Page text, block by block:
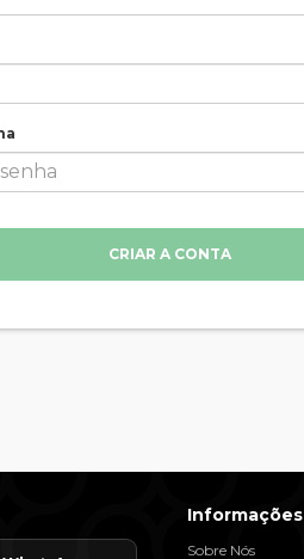
CRIAR A CONTA
Informações
Sobre Nós